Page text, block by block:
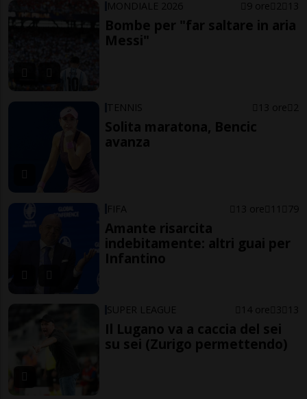
MONDIALE 2026 9 ore 2 13
Bombe per "far saltare in aria
Messi"
TENNIS 13 ore 2
Solita maratona, Bencic
avanza
FIFA 13 ore 11 79
Amante risarcita
indebitamente: altri guai per
Infantino
SUPER LEAGUE 14 ore 3 13
Il Lugano va a caccia del sei
su sei (Zurigo permettendo)